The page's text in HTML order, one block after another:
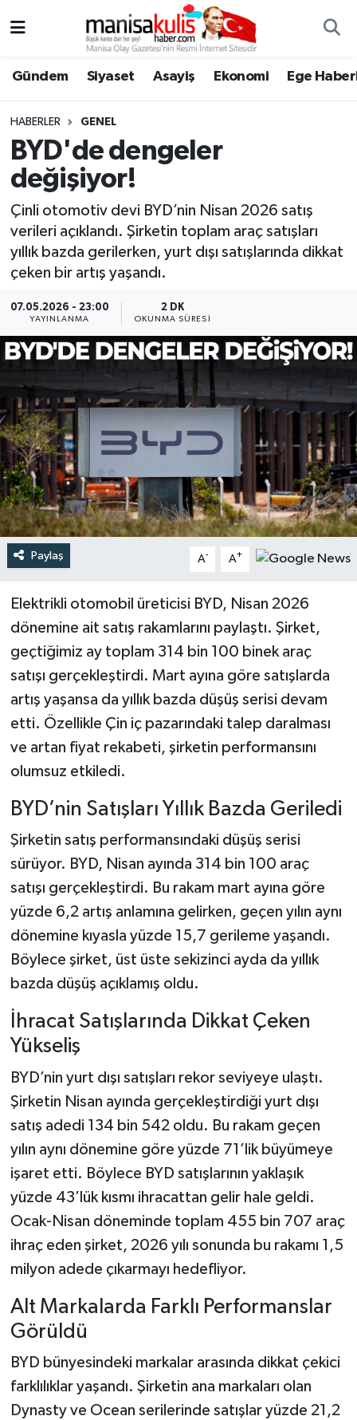
Gündem Siyaset Asayiş Ekonomi Ege
HABERLER GENEL
BYD'de dengeler
değişiyor!
Çinli otomotiv devi BYD’nin Nisan 2026 satış
verileri açıklandı. Şirketin toplam araç satışları
yıllık bazda gerilerken, yurt dışı satışlarında dikkat
çeken bir artış yaşandı.
07.05.2026 - 23:00
YAYINLANMA
2 DK
OKUNMA SÜRESI
Paylaş A- A+
Elektrikli otomobil üreticisi BYD, Nisan 2026
dönemine ait satış rakamlarını paylaştı. Şirket,
geçtiğimiz ay toplam 314 bin 100 binek araç
satışı gerçekleştirdi. Mart ayına göre satışlarda
artış yaşansa da yıllık bazda düşüş serisi devam
etti. Özellikle Çin iç pazarındaki talep daralması
ve artan fiyat rekabeti, şirketin performansını
olumsuz etkiledi.
BYD’nin Satışları Yıllık Bazda Geriledi
Şirketin satış performansındaki düşüş serisi
sürüyor. BYD, Nisan ayında 314 bin 100 araç
satışı gerçekleştirdi. Bu rakam mart ayına göre
yüzde 6,2 artış anlamına gelirken, geçen yılın aynı
dönemine kıyasla yüzde 15,7 gerileme yaşandı.
Böylece şirket, üst üste sekizinci ayda da yıllık
bazda düşüş açıklamış oldu.
İhracat Satışlarında Dikkat Çeken
Yükseliş
BYD’nin yurt dışı satışları rekor seviyeye ulaştı.
Şirketin Nisan ayında gerçekleştirdiği yurt dışı
satış adedi 134 bin 542 oldu. Bu rakam geçen
yılın aynı dönemine göre yüzde 71’lik büyümeye
işaret etti. Böylece BYD satışlarının yaklaşık
yüzde 43’lük kısmı ihracattan gelir hale geldi.
Ocak-Nisan döneminde toplam 455 bin 707 araç
ihraç eden şirket, 2026 yılı sonunda bu rakamı 1,5
milyon adede çıkarmayı hedefliyor.
Alt Markalarda Farklı Performanslar
Görüldü
BYD bünyesindeki markalar arasında dikkat çekici
farklılıklar yaşandı. Şirketin ana markaları olan
Dynasty ve Ocean serilerinde satışlar yüzde 21,2
Ege Haberleri
Ekonomi
Genel
Gündem
Resmi İlan
Siyaset
Spor
Türkiye
Yaşam
Yunusemre Hava Durumu
Yunusemre Trafik Yoğunluk Haritası
Süper Lig Puan Durumu ve Fikstür
Tüm Manşetler
Son Dakika Haberleri
Haber Arşivi